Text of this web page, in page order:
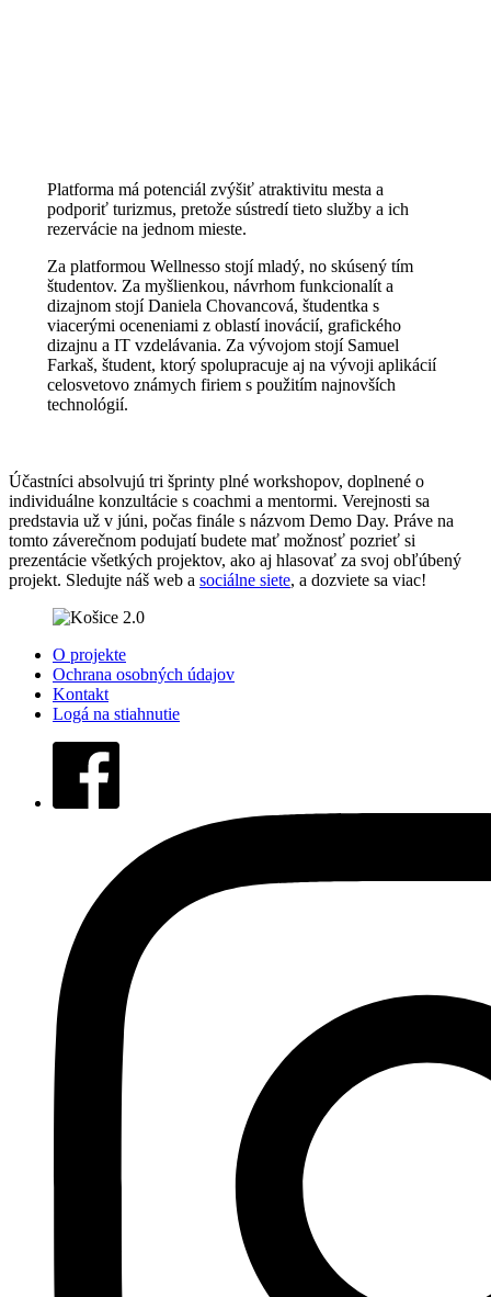
Platforma má potenciál zvýšiť atraktivitu mesta a
podporiť turizmus, pretože sústredí tieto služby a ich
rezervácie na jednom mieste.
Za platformou Wellnesso stojí mladý, no skúsený tím
študentov. Za myšlienkou, návrhom funkcionalít a
dizajnom stojí Daniela Chovancová, študentka s
viacerými oceneniami z oblastí inovácií, grafického
dizajnu a IT vzdelávania. Za vývojom stojí Samuel
Farkaš, študent, ktorý spolupracuje aj na vývoji aplikácií
celosvetovo známych firiem s použitím najnovších
technológií.
Účastníci absolvujú tri šprinty plné workshopov, doplnené o
individuálne konzultácie s coachmi a mentormi. Verejnosti sa
predstavia už v júni, počas finále s názvom Demo Day. Práve na
tomto záverečnom podujatí budete mať možnosť pozrieť si
prezentácie všetkých projektov, ako aj hlasovať za svoj obľúbený
projekt. Sledujte náš web a sociálne siete, a dozviete sa viac!
O projekte
Ochrana osobných údajov
Kontakt
Logá na stiahnutie